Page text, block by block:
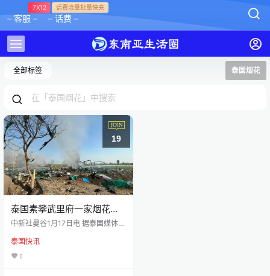
– 客服 –
7X12
– 话费 –
话费流量批量快充
全部标签 泰国烟花
19
泰国素攀武里府一家烟花工
厂发生爆炸，造成23人死
中新社曼谷1月17日电 据泰国媒体
分左右，泰国素攀武里府一家烟花
工厂发生爆炸，造成23人死亡，多
泰国快讯
0